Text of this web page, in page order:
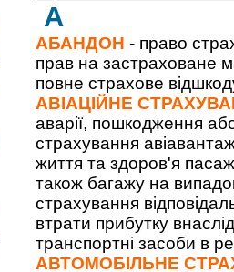
А
АБАНДОН - право
прав на застраховане
повне страхове
АВІАЦІЙНЕ
аварії, пошкодження
страхування
життя та здоров'я
також багажу на
страхування
втрати прибутку
транспортні засоби в
АВТОМОБІЛЬНЕ